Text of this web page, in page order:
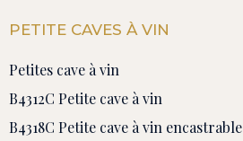
PETITE CAVES À VIN
Petites cave à vin
B4312C Petite cave à vin
B4318C Petite cave à vin encastrable